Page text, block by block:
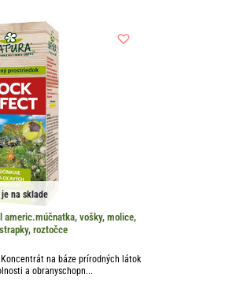
je na sklade
americ.múčnatka, vošky, molice,
roztočce
Koncentrát na báze prírodných látok
a obranyschopn...